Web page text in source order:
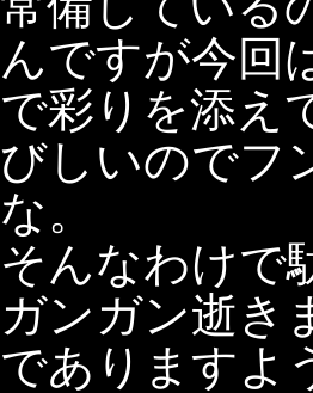
んですが今回
で彩りを添え
びしいのでフ
な。
そんなわけで
ガンガン逝
でありますよ